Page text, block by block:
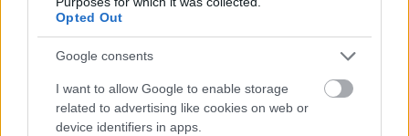
Opted Out
Google consents
I want to allow Google to enable storage
related to advertising like cookies on web or
device identifiers in apps.
Cilvēkusaizrāvis ātrs IQ tests: tas liks
izkustināt smadzenes, lai pārbaudītu tavu
erudīciju
Vaiesi izvilcis laimīgo lozi? Lūk, par
kādām sievām kļūst katrā mēnesī
Atcelt Ziņot